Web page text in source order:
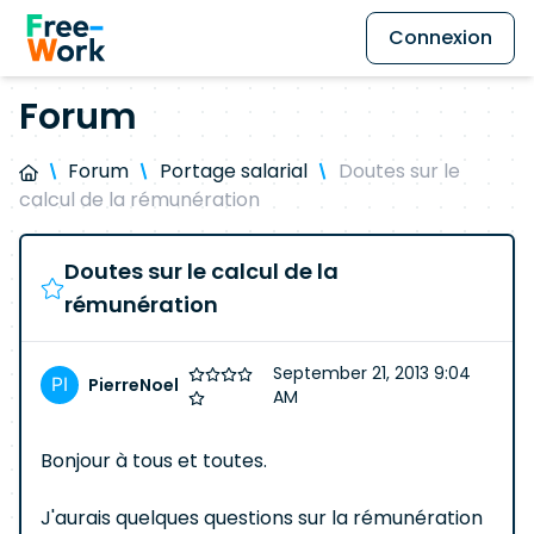
Connexion
Forum
Forum Portage salarial
Doutes sur le
calcul de la rémunération
Doutes sur le calcul de la
rémunération
PierreNoel
September 21, 2013 9:04
AM
Bonjour à tous et toutes.
J'aurais quelques questions sur la rémunération